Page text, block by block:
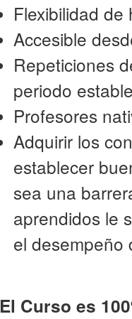
Flexibilidad de
Accesible
Repeticiones
periodo
Profesores
Adquirir los
establecer
sea una
aprendidos le
el desempeño
El Curso es